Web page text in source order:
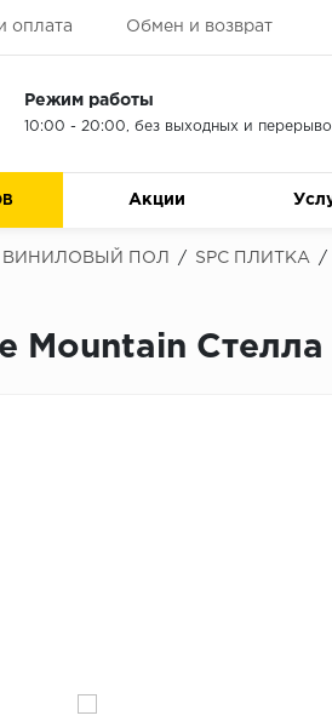
оплата Обмен и возврат
Режим работы
10:00 - 20:00, без выходных и
Акции
ВИНИЛОВЫЙ ПОЛ / SPC ПЛИТКА /
Mountain Стелла